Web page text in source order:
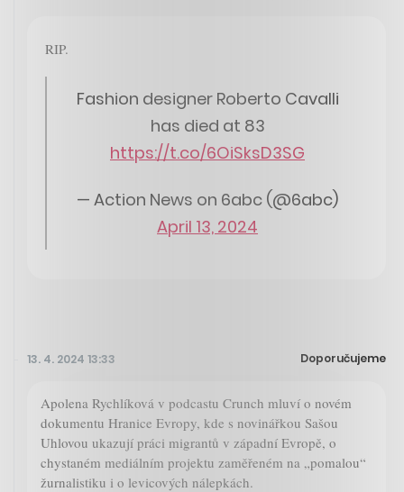
RIP.
Fashion designer Roberto Cavalli
has died at 83
https://t.co/6OiSksD3SG
— Action News on 6abc (@6abc)
April 13, 2024
13. 4. 2024 13:33 Doporučujeme
Apolena Rychlíková v podcastu Crunch mluví o novém
dokumentu Hranice Evropy, kde s novinářkou Sašou
Uhlovou ukazují práci migrantů v západní Evropě, o
chystaném mediálním projektu zaměřeném na „pomalou“
žurnalistiku i o levicových nálepkách.